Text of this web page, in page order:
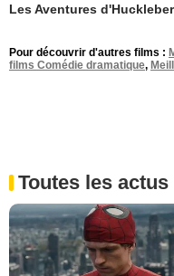
Pour découvrir d'autres films :
films Comédie dramatique,
Toutes les actus